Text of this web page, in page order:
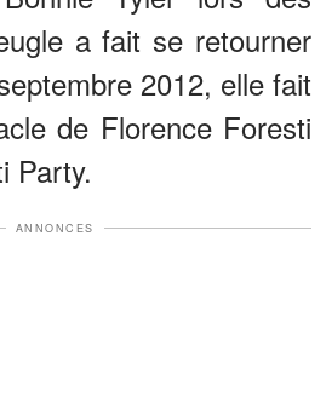
a fait se retourner
2012, elle fait
de Florence Foresti
Party.
ANNONCES